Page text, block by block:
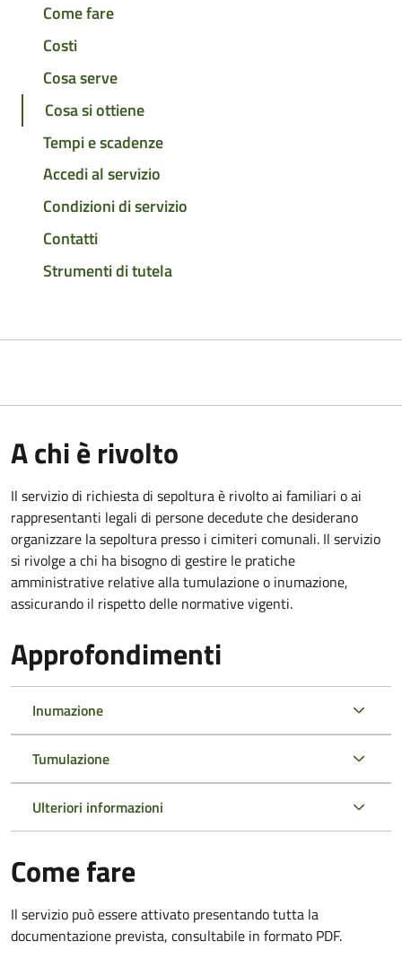
Come fare
Costi
Cosa serve
Cosa si ottiene
Tempi e scadenze
Accedi al servizio
Condizioni di servizio
Contatti
Strumenti di tutela
A chi è rivolto
Il servizio di richiesta di sepoltura è rivolto ai familiari o ai
rappresentanti legali di persone decedute che desiderano
organizzare la sepoltura presso i cimiteri comunali. Il servizio
si rivolge a chi ha bisogno di gestire le pratiche
amministrative relative alla tumulazione o inumazione,
assicurando il rispetto delle normative vigenti.
Approfondimenti
Inumazione
Tumulazione
Ulteriori informazioni
Come fare
Il servizio può essere attivato presentando tutta la
documentazione prevista, consultabile in formato PDF.